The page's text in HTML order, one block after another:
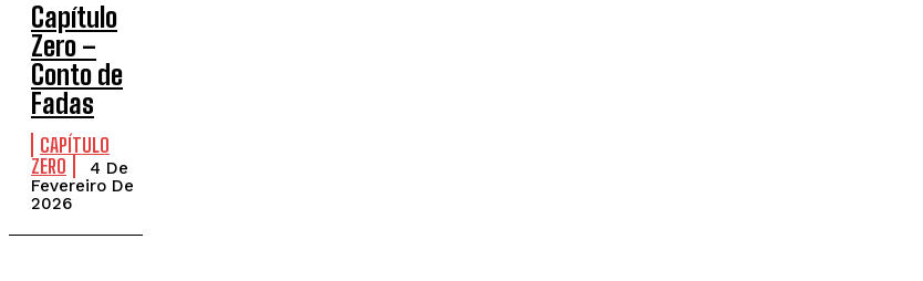
Capítulo
Zero –
Conto de
Fadas
CAPÍTULO
ZERO
4 De
Fevereiro De
2026